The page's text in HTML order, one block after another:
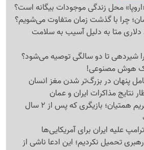
محل زندگی موجودات بیگانه است؟
چرا با گذشت زمان متفاوت می‌شویم؟
متا به دلیل آسیب به سلامت
شیردهی تا دو سالگی توصیه می‌شود؟
پنهان در بزرگ‌تر شدن مغز انسان
نتایج مذاکرات ایران و عمان
وداع اهالی سینما با مریم همتیان؛ بازیگری که پس از 2 سال
علیه ایران برای آمریکایی‌ها
تحمیل نکردیم؛ این ادعا ناشی از